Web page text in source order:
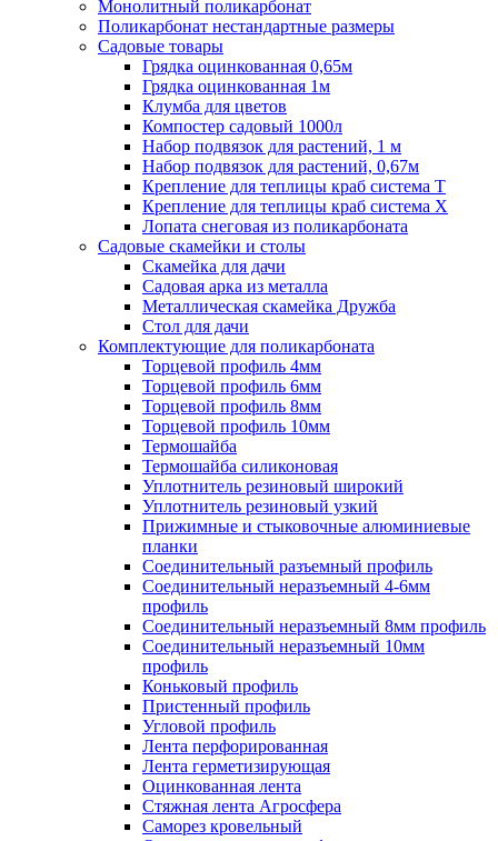
Монолитный поликарбонат
Поликарбонат нестандартные размеры
Садовые товары
Грядка оцинкованная 0,65м
Грядка оцинкованная 1м
Клумба для цветов
Компостер садовый 1000л
Набор подвязок для растений, 1 м
Набор подвязок для растений, 0,67м
Крепление для теплицы краб система Т
Крепление для теплицы краб система Х
Лопата снеговая из поликарбоната
Садовые скамейки и столы
Скамейка для дачи
Садовая арка из металла
Металлическая скамейка Дружба
Стол для дачи
Комплектующие для поликарбоната
Торцевой профиль 4мм
Торцевой профиль 6мм
Торцевой профиль 8мм
Торцевой профиль 10мм
Термошайба
Термошайба силиконовая
Уплотнитель резиновый широкий
Уплотнитель резиновый узкий
Прижимные и стыковочные алюминиевые
планки
Соединительный разъемный профиль
Соединительный неразъемный 4-6мм
профиль
Соединительный неразъемный 8мм профиль
Соединительный неразъемный 10мм
профиль
Коньковый профиль
Пристенный профиль
Угловой профиль
Лента перфорированная
Лента герметизирующая
Оцинкованная лента
Стяжная лента Агросфера
Саморез кровельный